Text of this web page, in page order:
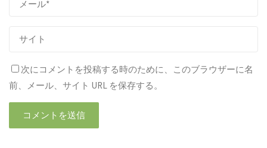
次にコメントを投稿する時のために、このブラウザーに名
前、メール、サイト URL を保存する。